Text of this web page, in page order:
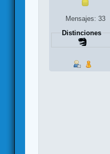
Mensajes: 33
Distinciones